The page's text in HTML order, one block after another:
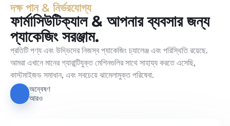
দক্ষ পান & নির্ভরযোগ্য
ফার্মাসিউটিক্যাল & আপনার ব্যবসার জন্য
প্যাকেজিং সরঞ্জাম.
প্রতিটি পণ্য এবং উদ্ভিদের নিজস্ব প্যাকেজিং চ্যালেঞ্জ এবং পরিস্থিতি রয়েছে.
আমরা এখানে মানের গ্যারান্টিযুক্ত মেশিনগুলির সাথে সাহায্য করতে এসেছি,
কাস্টমাইজড সমাধান, এবং সবচেয়ে ঝামেলামুক্ত পরিষেবা.
অন্বেষণ
আরও